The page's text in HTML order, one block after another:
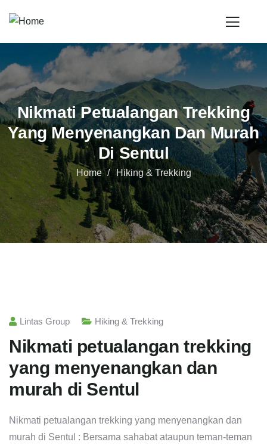
Nikmati Petualangan Trekking
Yang Menyenangkan Dan Murah
Di Sentul
Home Hiking & Trekking
Lintas Group Hiking & Trekking
Nikmati petualangan trekking
yang menyenangkan dan
murah di Sentul
Nikmati petualangan trekking yang menyenangkan dan
murah di Sentul : Bersama sahabat ataupun teman-teman